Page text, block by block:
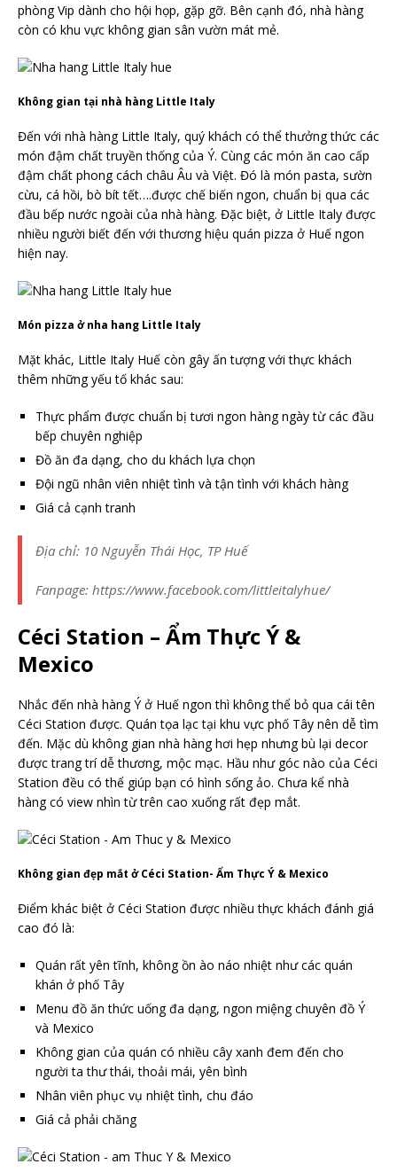
phòng Vip dành cho hội họp, gặp gỡ. Bên cạnh đó, nhà hàng
còn có khu vực không gian sân vườn mát mẻ.
Không gian tại nhà hàng Little Italy
Đến với nhà hàng Little Italy, quý khách có thể thưởng thức các
món đậm chất truyền thống của Ý. Cùng các món ăn cao cấp
đậm chất phong cách châu Âu và Việt. Đó là món pasta, sườn
cừu, cá hồi, bò bít tết….được chế biến ngon, chuẩn bị qua các
đầu bếp nước ngoài của nhà hàng. Đặc biệt, ở Little Italy được
nhiều người biết đến với thương hiệu quán pizza ở Huế ngon
hiện nay.
Món pizza ở nha hang Little Italy
Mặt khác, Little Italy Huế còn gây ấn tượng với thực khách
thêm những yếu tố khác sau:
Thực phẩm được chuẩn bị tươi ngon hàng ngày từ các đầu
bếp chuyên nghiệp
Đồ ăn đa dạng, cho du khách lựa chọn
Đội ngũ nhân viên nhiệt tình và tận tình với khách hàng
Giá cả cạnh tranh
Địa chỉ: 10 Nguyễn Thái Học, TP Huế
Fanpage: https://www.facebook.com/littleitalyhue/
Céci Station – Ẩm Thực Ý &
Mexico
Nhắc đến nhà hàng Ý ở Huế ngon thì không thể bỏ qua cái tên
Céci Station được. Quán tọa lạc tại khu vực phố Tây nên dễ tìm
đến. Mặc dù không gian nhà hàng hơi hẹp nhưng bù lại decor
được trang trí dễ thương, mộc mạc. Hầu như góc nào của Céci
Station đều có thể giúp bạn có hình sống ảo. Chưa kể nhà
hàng có view nhìn từ trên cao xuống rất đẹp mắt.
Không gian đẹp mắt ở Céci Station- Ẩm Thực Ý & Mexico
Điểm khác biệt ở Céci Station được nhiều thực khách đánh giá
cao đó là:
Quán rất yên tĩnh, không ồn ào náo nhiệt như các quán
khán ở phố Tây
Menu đồ ăn thức uống đa dạng, ngon miệng chuyên đồ Ý
và Mexico
Không gian của quán có nhiều cây xanh đem đến cho
người ta thư thái, thoải mái, yên bình
Nhân viên phục vụ nhiệt tình, chu đáo
Giá cả phải chăng